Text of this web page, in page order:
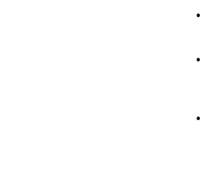
•
•
•